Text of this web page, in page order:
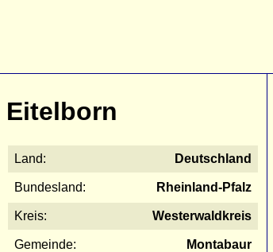
Eitelborn
Land: Deutschland
Bundesland: Rheinland-Pfalz
Kreis: Westerwaldkreis
Gemeinde: Montabaur